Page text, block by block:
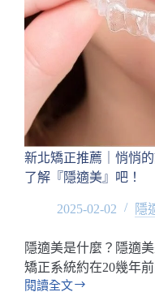
新北矯正推薦｜悄悄
了解『隱適美』吧！
2025-02-02 隱
隱適美是什麼？隱適
矯正系統約在20幾年
閱讀全文